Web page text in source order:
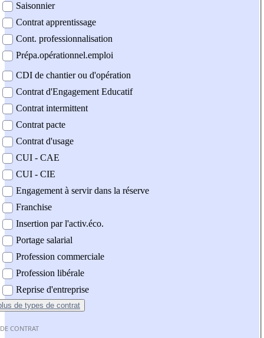
Saisonnier
Contrat apprentissage
Cont. professionnalisation
Prépa.opérationnel.emploi
CDI de chantier ou d'opération
Contrat d'Engagement Educatif
Contrat intermittent
Contrat pacte
Contrat d'usage
CUI - CAE
CUI - CIE
Engagement à servir dans la réserve
Franchise
Insertion par l'activ.éco.
Portage salarial
Profession commerciale
Profession libérale
Reprise d'entreprise
de types de contrat
CONTRAT